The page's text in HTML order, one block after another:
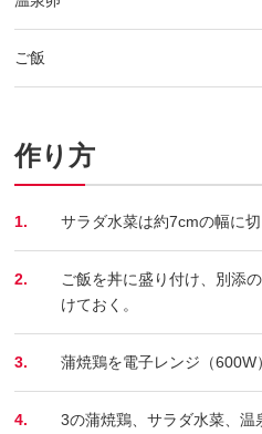
ご飯
作り方
1. サラダ水菜は約7cmの幅に切
2.
ご飯を丼に盛り付け、別添
けておく。
3. 蒲焼鶏を電子レンジ（600W
4.
3の蒲焼鶏、サラダ水菜、温